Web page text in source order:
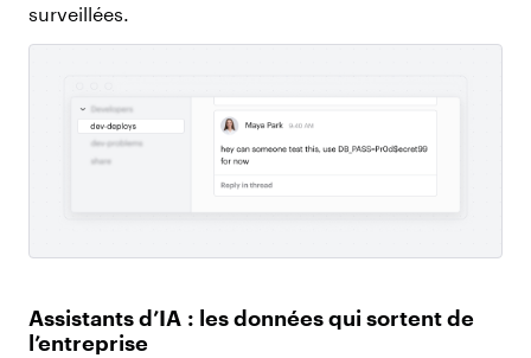
surveillées.
Assistants d’IA : les données qui sortent de
l’entreprise